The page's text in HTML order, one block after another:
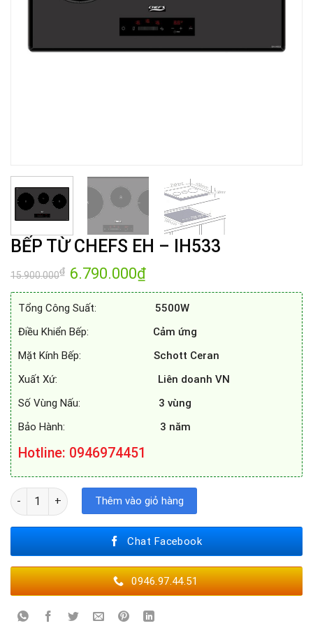
BẾP TỪ CHEFS EH – IH533
15.900.000₫ Giá
gốc
là:
15.900.000₫.
6.790.000₫Giá
tại
6.790.000₫.
Tổng Công Suất: 5500W
Điều Khiển Bếp: Cảm ứng
Mặt Kính Bếp: Schott Ceran
Xuất Xứ:
Liên doanh VN
Số Vùng Nấu: 3 vùng
Bảo Hành: 3 năm
Hotline: 0946974451
BẾP TỪ CHEFS EH - IH533 số lượng
Thêm vào giỏ hàng
Chat Facebook
0946.97.44.51